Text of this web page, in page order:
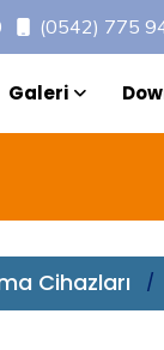
(0542) 775
Galeri
Cihazları